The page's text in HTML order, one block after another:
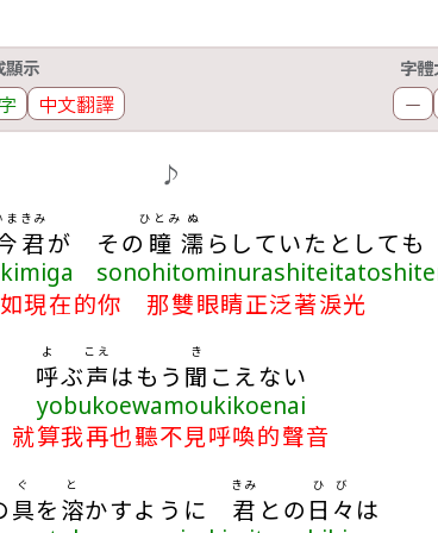
顯示
中文翻譯
字
－
♪
ま
君
きみ
が その 瞳
ひとみ
濡
ぬ
らしていたとしても
現在的你 那雙眼睛正泛著淚光
呼
よ
ぶ声
こえ
はもう 聞
き
こえない
yobukoewamoukikoenai
就算我再也聽不見呼喚的聲音
具
ぐ
を溶
と
かすように 君
きみ
との 日々
ひび
は